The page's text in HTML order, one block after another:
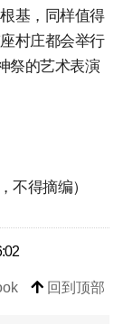
基，同样值得
村庄都会举行
祭的艺术表演
不得摘编）
回到顶部